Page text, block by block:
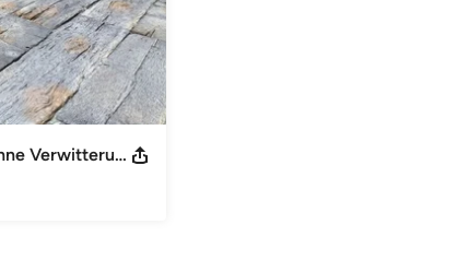
Terrasse natürlich gestalten ohne Verwitterungserscheinungen